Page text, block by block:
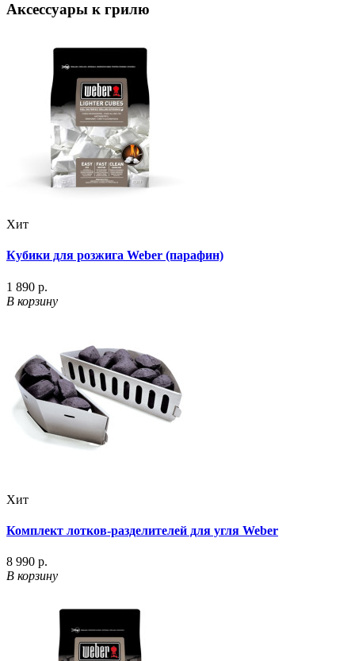
Аксессуары к грилю
Хит
Кубики для розжига Weber (парафин)
1 890 р.
В корзину
Хит
Комплект лотков-разделителей для угля Weber
8 990 р.
В корзину